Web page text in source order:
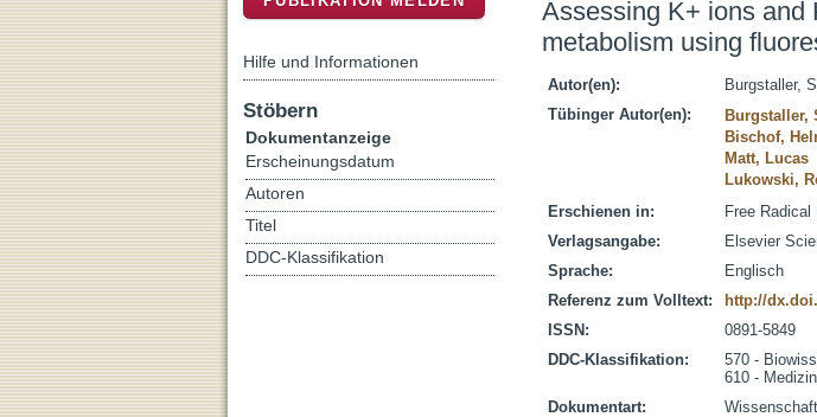
Assessing K+ ions and
metabolism using
Autor(en): Burgstaller,
Tübinger Autor(en):
Burgstaller,
Bischof,
Matt, Lucas
Lukowski,
Erschienen in:
Free
Verlagsangabe:
Elsevier
Sprache:
Englisch
Referenz zum Volltext:
http://
ISSN:
0891-5849
DDC-Klassifikation:
570 -
610 -
Dokumentart:
Hilfe und Informationen
Stöbern
Dokumentanzeige
Erscheinungsdatum
Autoren
Titel
DDC-Klassifikation